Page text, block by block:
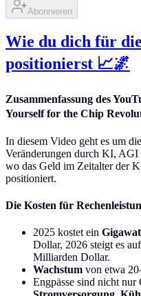
Abonnieren
Wie du dich für
positionierst 📈🌌
Zusammenfassung des
Yourself for the Chip
In diesem Video geht es um
Veränderungen durch KI, AGI
wo das Geld im Zeitalter der
positioniert.
Die Kosten für
2025 kostet ein
Dollar, 2026 steigt es
Milliarden Dollar.
Wachstum von etwa
Engpässe sind nicht nur